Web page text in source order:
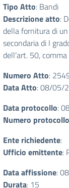
Tipo Atto: Bandi
Descrizione atto:
della fornitura di
secondaria di I
dell’art. 50,
Numero Atto:
Data Atto: 08/05/
Data protocollo:
Numero protocollo
Ente richiedente:
Ufficio emittente:
Data affissione:
Durata: 15